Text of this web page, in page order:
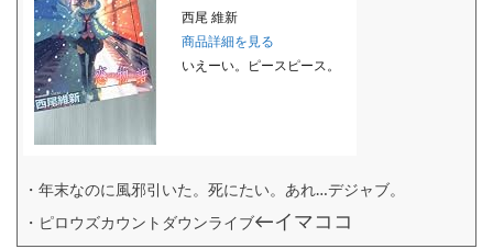
西尾 維新
商品詳細を見る
いえーい。ピースピース。
・年末なのに風邪引いた。死にたい。あれ…デジャブ。
・ピロウズカウントダウンライブ ←イマココ